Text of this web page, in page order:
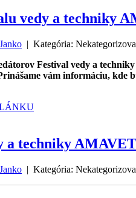
vedy a techniky
Janko | Kategória:
Festival vedy a
vám informáciu,
techniky
Janko | Kategória: